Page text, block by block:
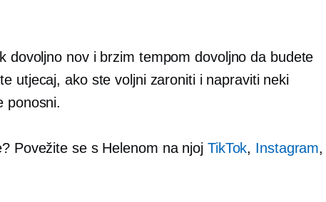
dovoljno nov i brzim tempom dovoljno da budete
utjecaj, ako ste voljni zaroniti i napraviti neki
ponosni.
Povežite se s Helenom na njoj TikTok, Instagram,